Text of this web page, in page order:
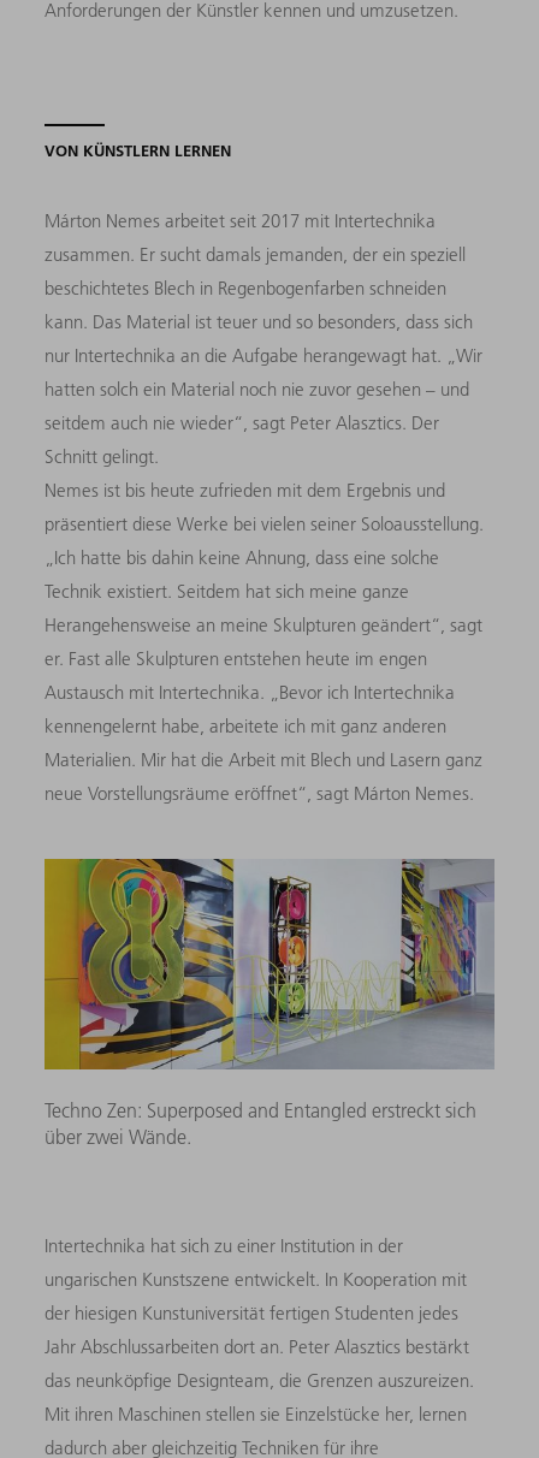
Anforderungen der Künstler kennen und umzusetzen.
VON KÜNSTLERN LERNEN
Márton Nemes arbeitet seit 2017 mit Intertechnika
zusammen. Er sucht damals jemanden, der ein speziell
beschichtetes Blech in Regenbogenfarben schneiden
kann. Das Material ist teuer und so besonders, dass sich
nur Intertechnika an die Aufgabe herangewagt hat. „Wir
hatten solch ein Material noch nie zuvor gesehen – und
seitdem auch nie wieder“, sagt Peter Alasztics. Der
Schnitt gelingt.
Nemes ist bis heute zufrieden mit dem Ergebnis und
präsentiert diese Werke bei vielen seiner Soloausstellung.
„Ich hatte bis dahin keine Ahnung, dass eine solche
Technik existiert. Seitdem hat sich meine ganze
Herangehensweise an meine Skulpturen geändert“, sagt
er. Fast alle Skulpturen entstehen heute im engen
Austausch mit Intertechnika. „Bevor ich Intertechnika
kennengelernt habe, arbeitete ich mit ganz anderen
Materialien. Mir hat die Arbeit mit Blech und Lasern ganz
neue Vorstellungsräume eröffnet“, sagt Márton Nemes.
Techno Zen: Superposed and Entangled erstreckt sich
über zwei Wände.
Intertechnika hat sich zu einer Institution in der
ungarischen Kunstszene entwickelt. In Kooperation mit
der hiesigen Kunstuniversität fertigen Studenten jedes
Jahr Abschlussarbeiten dort an. Peter Alasztics bestärkt
das neunköpfige Designteam, die Grenzen auszureizen.
Mit ihren Maschinen stellen sie Einzelstücke her, lernen
dadurch aber gleichzeitig Techniken für ihre